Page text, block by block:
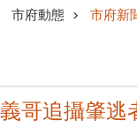
市府動態 市府新
哥追攝肇